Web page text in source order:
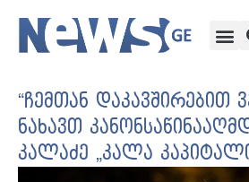
“ჩემთან დაკავშირებით
ნახავთ
კალაძე „კალა